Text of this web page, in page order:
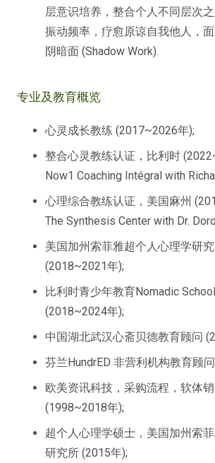
层意识培养，整合个人不同层次
振动频率，疗愈原谅自我他人，
阴暗面 (Shadow Work).
专业及教育概览
心灵成长教练 (2017~2026年);
整合心灵教练认证，比利时
Now1 Coaching Intégral with
心理综合教练认证，美国麻州
The Synthesis Center with Dr.
美国加州索菲雅超个人心理学研
(2018~2021年);
比利时青少年教育Nomadic
(2018~2024年);
中国湖北武汉心斋贝德教育顾问
芬兰HundrED 非营利机构教育顾
欧美资讯科技，采购流程，软体
(1998~2018年);
超个人心理学硕士，美国加州索
研究所 (2015年);